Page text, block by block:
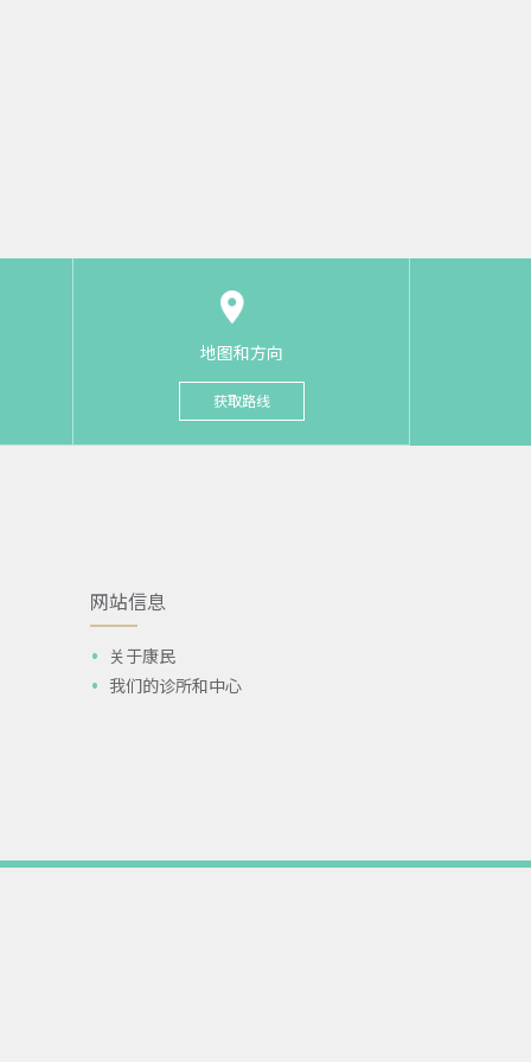
地图和方向
获取路线
网站信息
关于康民
我们的诊所和中心